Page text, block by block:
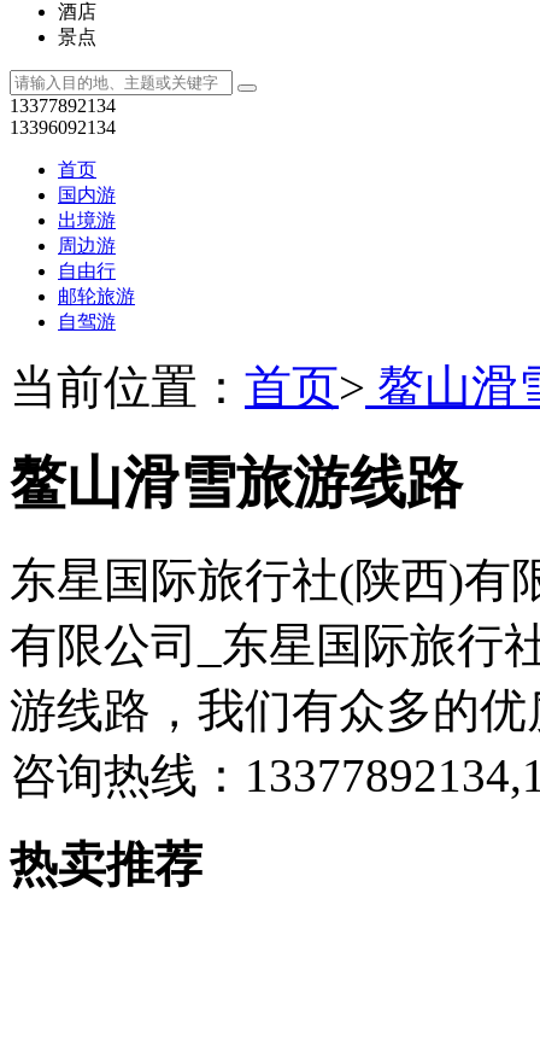
酒店
景点
13377892134
13396092134
首页
国内游
出境游
周边游
自由行
邮轮旅游
自驾游
当前位置： 首页> 鳌山滑
鳌山滑雪旅游线路
东星国际旅行社(陕西)有
有限公司_东星国际旅行
游线路，我们有众多的
咨询热线：
热卖推荐